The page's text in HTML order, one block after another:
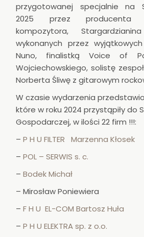
przygotowanej specjalnie na
2025 przez producenta
kompozytora,
wykonanych przez
Nuno, finalistką Voice of
Wojciechowskiego, solistę
Norberta Śliwę z gitarowym
W czasie wydarzenia
które w roku 2024 przystąpiły do
Gospodarczej, w ilości 22 firm !!!:
–P H U FILTER Marzenna Kłosek
–POL – SERWIS s. c.
–Bodek Michał
– Mirosław Poniewiera
–F H U EL-COM Bartosz Huła
–P H U ELEKTRA sp. z o.o.